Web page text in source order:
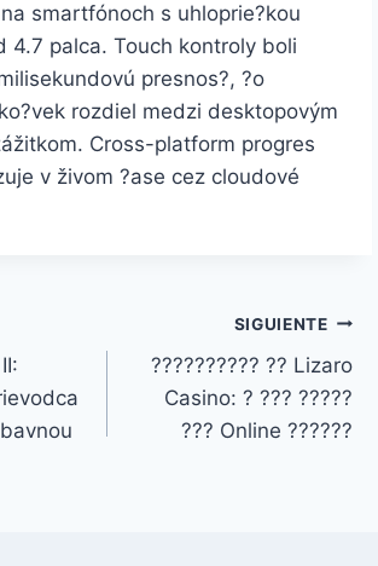
smartfónoch s uhloprie?kou
4.7 palca. Touch kontroly boli
presnos?, ?o
rozdiel medzi desktopovým
Cross-platform progres
v živom ?ase cez cloudové
SIGUIENTE
?????????? ?? Lizaro
Casino: ? ??? ?????
??? Online ??????